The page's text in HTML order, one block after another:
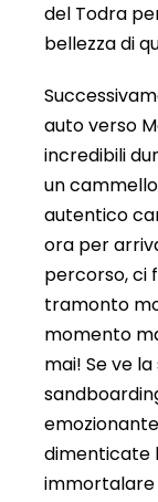
del Todra
bellezza di
auto verso
incredibili
un
autentico
ora per
percorso, ci
tramonto
momento
mai! Se ve
dimenticate
immortalare